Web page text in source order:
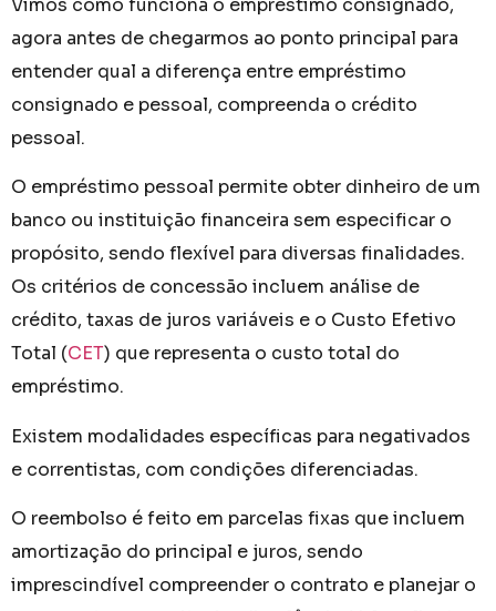
Vimos como funciona o empréstimo consignado,
agora antes de chegarmos ao ponto principal para
entender qual a diferença entre empréstimo
consignado e pessoal, compreenda o crédito
pessoal.
O empréstimo pessoal permite obter dinheiro de um
banco ou instituição financeira sem especificar o
propósito, sendo flexível para diversas finalidades.
Os critérios de concessão incluem análise de
crédito, taxas de juros variáveis e o Custo Efetivo
Total (CET) que representa o custo total do
empréstimo.
Existem modalidades específicas para negativados
e correntistas, com condições diferenciadas.
O reembolso é feito em parcelas fixas que incluem
amortização do principal e juros, sendo
imprescindível compreender o contrato e planejar o